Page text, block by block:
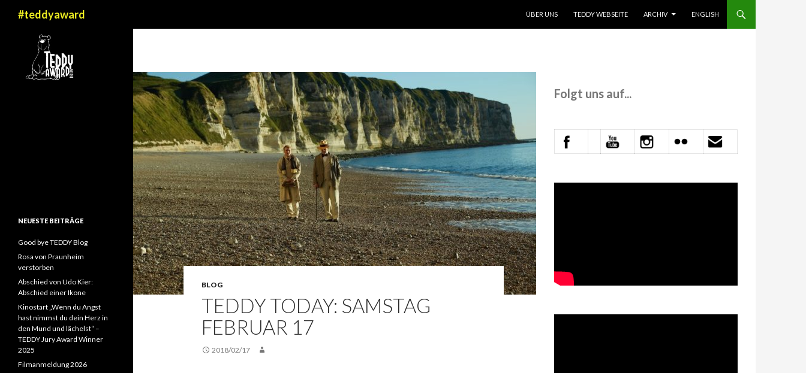
#teddyaward
ÜBER UNS
TEDDY WEBSEITE ARCHIV ENGLISH
BLOG
TEDDY TODAY: SAMSTAG
FEBRUAR 17
2018/02/17
Folgt uns auf...
NEUESTE BEITRÄGE
Good bye TEDDY Blog
Rosa von Praunheim
verstorben
Abschied von Udo Kier:
Abschied einer Ikone
Kinostart „Wenn du Angst
hast nimmst du dein Herz in
den Mund und lächelst“ –
TEDDY Jury Award Winner
2025
Filmanmeldung 2026